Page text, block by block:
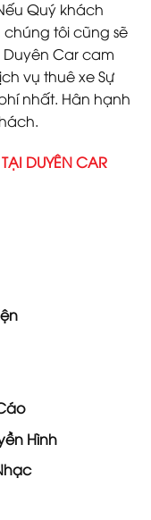
Quý khách
tôi cũng sẽ
Car cam
vụ thuê xe Sự
nhất. Hân hạnh
DUYÊN CAR
Hình